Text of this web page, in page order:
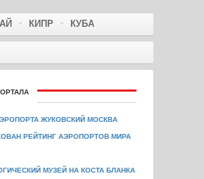
КИПР КУБА
ЖУКОВСКИЙ МОСКВА
РЕЙТИНГ АЭРОПОРТОВ МИРА
МУЗЕЙ НА КОСТА БЛАНКА